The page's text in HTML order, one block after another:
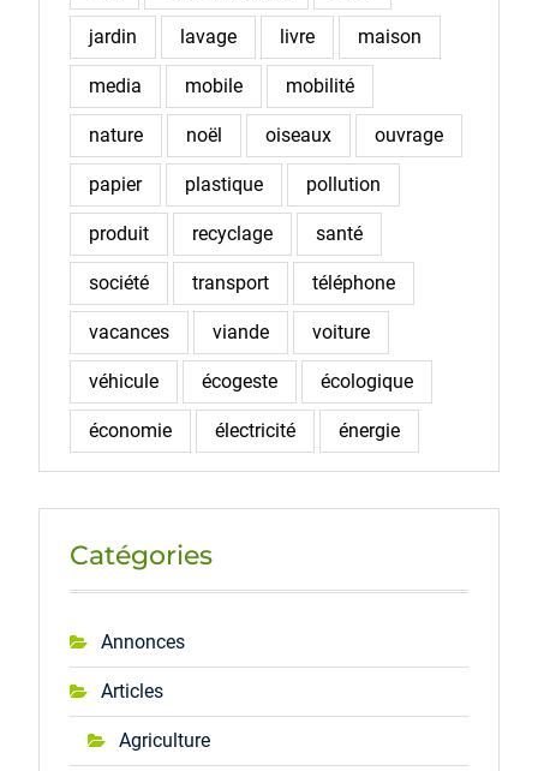
jardin lavage livre maison
media mobile mobilité
nature noël oiseaux ouvrage
papier plastique pollution
produit recyclage santé
société transport téléphone
vacances viande voiture
véhicule écogeste écologique
économie électricité énergie
Catégories
Annonces
Articles
Agriculture